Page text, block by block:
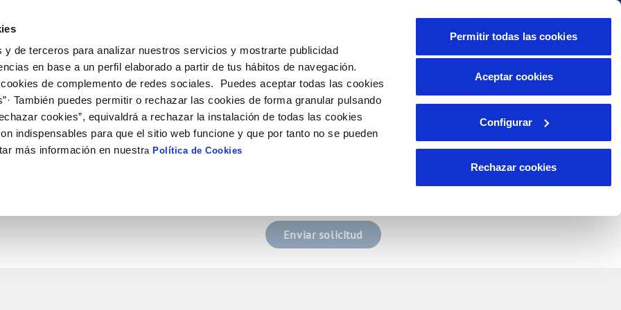
y de terceros para analizar nuestros servicios y mostrarte publicidad
en base a un perfil elaborado a partir de tus hábitos de navegación.
de complemento de redes sociales. Puedes aceptar todas las cookies
También puedes permitir o rechazar las cookies de forma granular pulsando
cookies”, equivaldrá a rechazar la instalación de todas las cookies
indispensables para que el sitio web funcione y que por tanto no se pueden
más información en nuestra Política de Cookies
Aceptar cookies
Configurar
Rechazar cookies
Permitir todas las cookies
Cambio de titular
de suministro
MODIFICACIÓN DE DATOS
Actualizar datos bancarios
Actualizar datos de domicilio
INCIDENCIAS
Comunica anomalías o posibles
fraudes
Tu Servicio
AL CLIENTE
contacto
interés
y afectaciones
COMPROMISO DE SERVICIO
Carta de compromisos
Customer Counsel (Defensa del cliente)
Tu Agua
del agua
CUIDADOS DEL AGUA
Consejos de ahorro
Conócenos
CONDUCTA
DE GESTIÓN Y CERTIFICADOS
PERFIL DEL CONTRATANTE
Plataforma de contratación del sector
público
Licitaciones en curso
PORTAL DE TRANSPARENCIA
Nuestros compromisos Área de clientes
nueva contraseña
con el que te registraste y te enviaremos un enlace para que crees tu nueva contraseña.
Enviar solicitud